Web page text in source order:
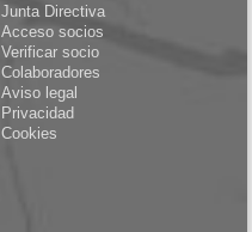
Junta Directiva
Acceso socios
Verificar socio
Colaboradores
Aviso legal
Privacidad
Cookies